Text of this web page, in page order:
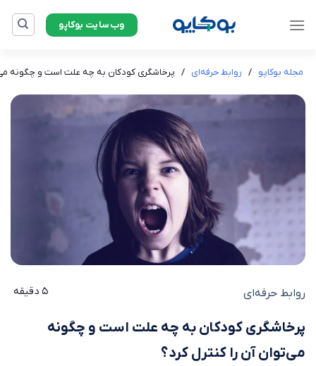
وب‌سایت بوکاپو
مجله بوکاپو / روابط حرفه‌ای / پرخاشگری کودکان به چه علت است و چگونه
روابط حرفه‌ای 5 دقیقه
پرخاشگری کودکان به چه علت است و چگونه
می‌توان آن را کنترل کرد؟